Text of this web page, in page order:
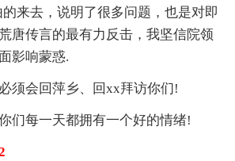
来去，说明了很多问题，也是对即
唐传言的最有力反击，我坚信院领
影响蒙惑.
须会回萍乡、回xx拜访你们!
们每一天都拥有一个好的情绪!